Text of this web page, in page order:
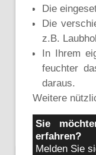
Die
Die
z.B.
In Ihrem
feuchter
daraus.
Weitere
Sie
erfahren?
Melden Sie